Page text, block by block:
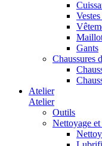
Gants
Chaussures
Atelier
Atelier
Outils
Nettoyage et